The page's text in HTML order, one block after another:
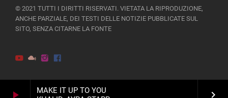
play_arrow
MAKE IT UP TO YOU
keyboard_arrow_right
© 2021 TUTTI I DIRITTI RISERVATI. VIETATA LA RIPRODUZIONE,
ANCHE PARZIALE, DEI TESTI DELLE NOTIZIE PUBBLICATE SUL
SITO, SENZA CITARNE LA FONTE